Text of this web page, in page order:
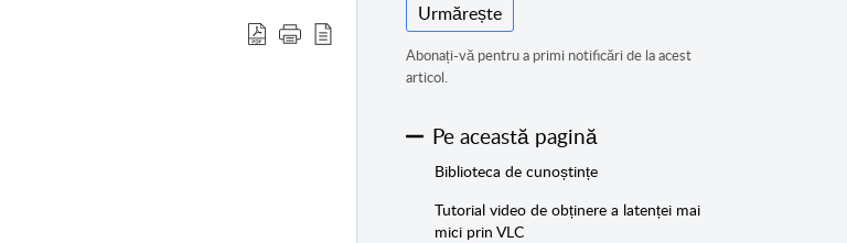
Urmărește
Abonați-vă pentru a primi notificări de la acest
articol.
Pe această pagină
Biblioteca de cunoștințe
Tutorial video de obținere a latenței mai
mici prin VLC